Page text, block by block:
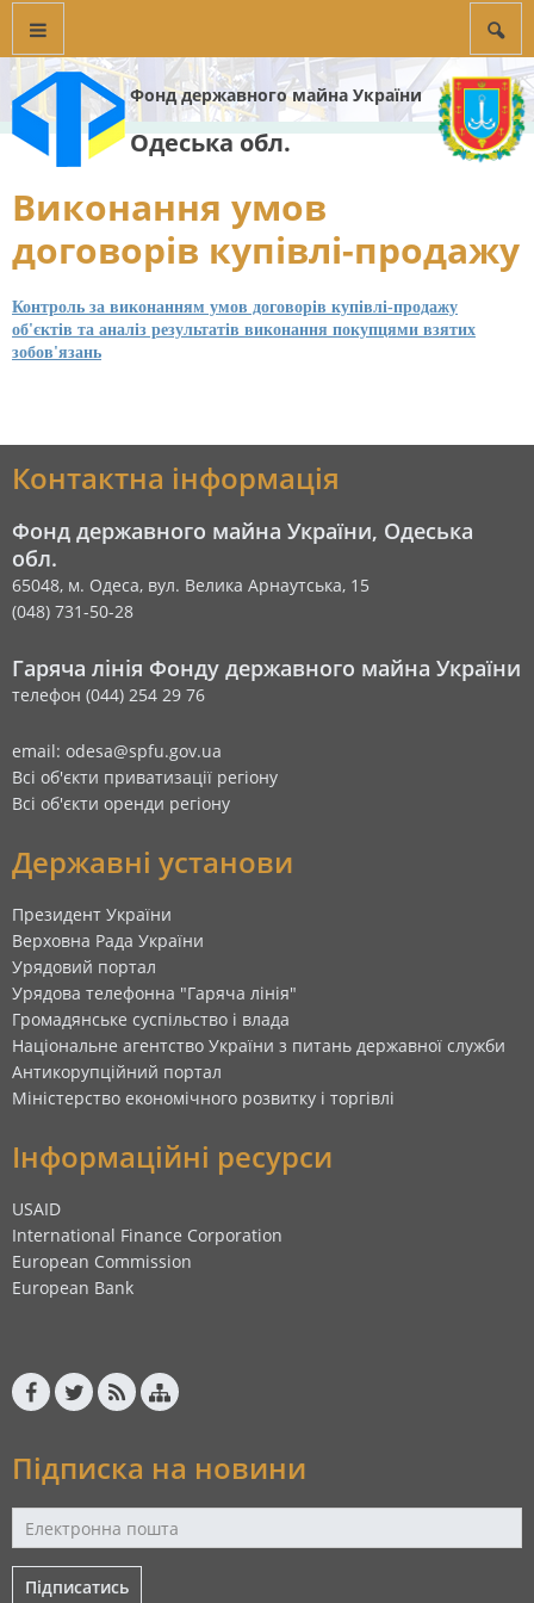
Фонд державного майна України
Одеська обл.
Виконання умов
договорів купівлі-продажу
Контроль за виконанням умов договорів купівлі-продажу
об'єктів та аналіз результатів виконання покупцями взятих
зобов'язань
Контактна інформація
Фонд державного майна України, Одеська
обл.
65048, м. Одеса, вул. Велика Арнаутська, 15
(048) 731-50-28
Гаряча лінія Фонду державного майна України
телефон (044) 254 29 76
email: odesa@spfu.gov.ua
Всі об'єкти приватизації регіону
Всі об'єкти оренди регіону
Державні установи
Президент України
Верховна Рада України
Урядовий портал
Урядова телефонна "Гаряча лінія"
Громадянське суспільство і влада
Національне агентство України з питань державної служби
Антикорупційний портал
Міністерство економічного розвитку і торгівлі
Інформаційні ресурси
USAID
International Finance Corporation
European Commission
European Bank
Підписка на новини
Підписатись